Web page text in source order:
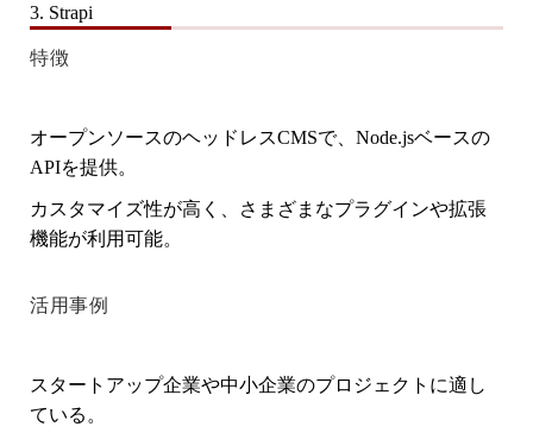
3. Strapi
特徴
オープンソースのヘッドレスCMSで、Node.jsベースの
APIを提供。
カスタマイズ性が高く、さまざまなプラグインや拡張
機能が利用可能。
活用事例
スタートアップ企業や中小企業のプロジェクトに適し
ている。